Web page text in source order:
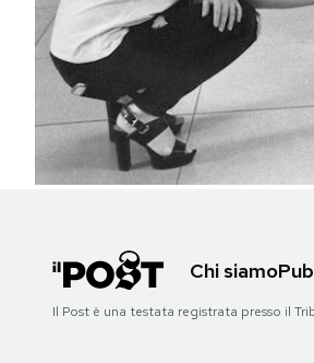
I MIEI PREFERITI
SHOP
AREA PERSONALE
Area Personale
Chi siamo
Il Post è una testata registrata presso il